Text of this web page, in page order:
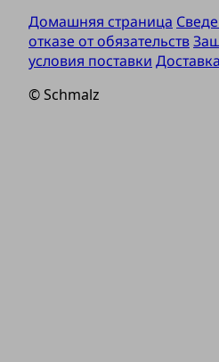
Домашняя страница
отказе от обязательств
условия поставки Доставка
© Schmalz